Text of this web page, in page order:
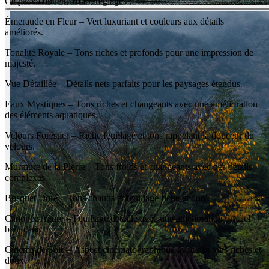
Émeraude en Fleur – Vert luxuriant et couleurs aux détails
améliorés.
Tonalité Royale – Tons riches et profonds pour une impression de
majesté.
Vue Détaillée – Détails nets parfaits pour les paysages étendus.
Eaux Mystiques – Tons riches et changeants avec une amélioration
des éléments aquatiques.
Velours Forestier – Riche feuillage et tons rappelant la douceur du
velours.
Murmure de la Pierre – Tons froids et changeants avec des détails
complexes.
Bosquet Doré – Tons chauds et feuillage riche et doré.
Canopée Azure – Feuillage détaillé avec une amélioration du ciel
bleu clair.
Cinéma de Soie – Aspect cinématographique avec des tons riches et
doux.